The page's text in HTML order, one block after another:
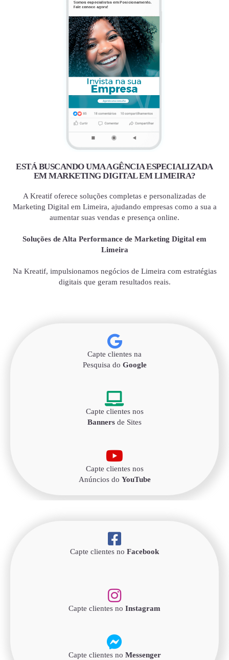
ESTÁ BUSCANDO UMA AGÊNCIA ESPECIALIZADA
EM MARKETING DIGITAL EM LIMEIRA?
A Kreatif oferece soluções completas e personalizadas de
Marketing Digital em Limeira, ajudando empresas como a sua a
aumentar suas vendas e presença online.
Soluções de Alta Performance de Marketing Digital em
Limeira
Na Kreatif, impulsionamos negócios de Limeira com estratégias
digitais que geram resultados reais.
Capte clientes na
Pesquisa do Google
Capte clientes nos
Banners de Sites
Capte clientes nos
Anúncios do YouTube
Capte clientes no Facebook
Capte clientes no Instagram
Capte clientes no Messenger